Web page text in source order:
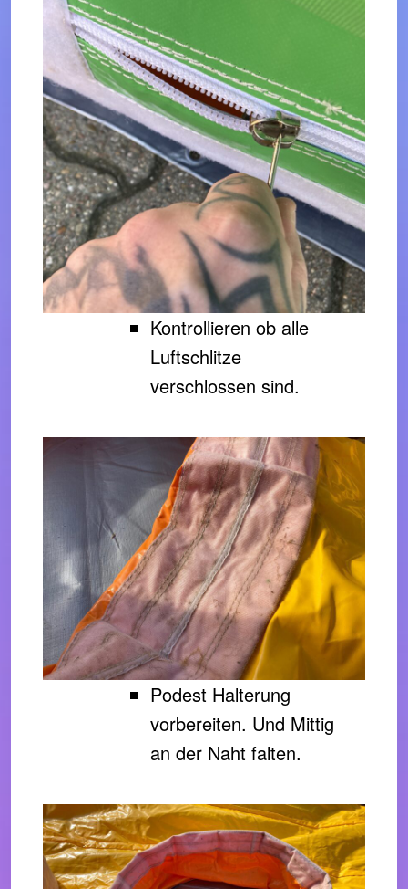
Kontrollieren ob alle
Luftschlitze
verschlossen sind.
Podest Halterung
vorbereiten. Und Mittig
an der Naht falten.